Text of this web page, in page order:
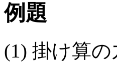
例題
(1) 掛け算